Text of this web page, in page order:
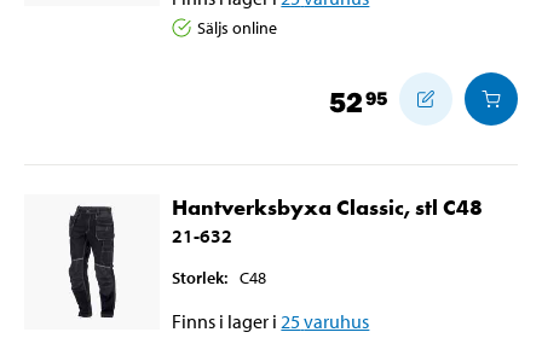
Säljs online
5295
Hantverksbyxa Classic, stl C48
21-632
Storlek: C48
Finns i lager i 25varuhus